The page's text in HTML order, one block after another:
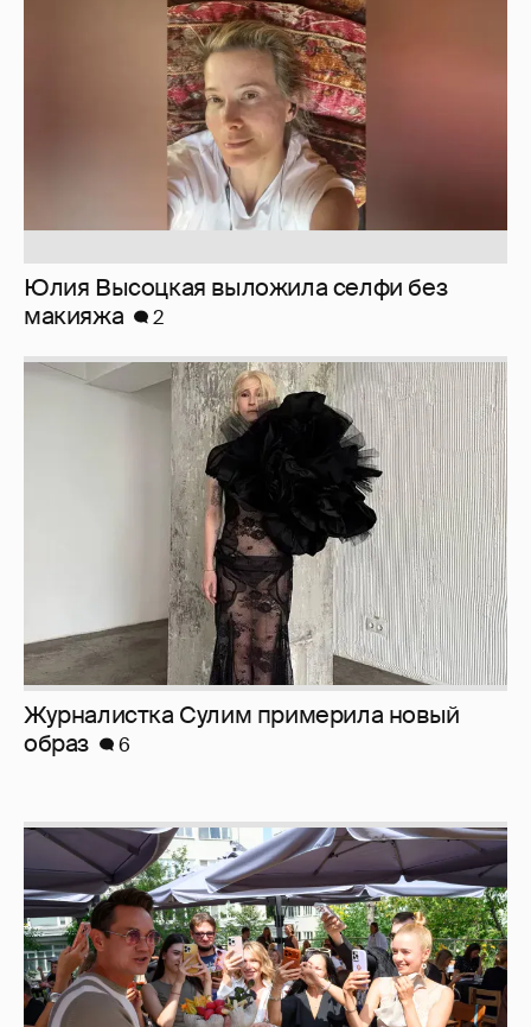
Юлия Высоцкая выложила селфи без
макияжа
2
Журналистка Сулим примерила новый
образ
6